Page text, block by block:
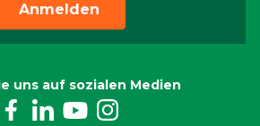
Anmelden
uns auf sozialen Medien